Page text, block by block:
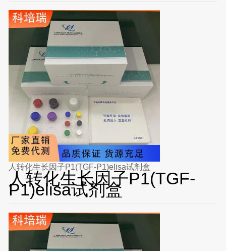
人转化生长因子P1(TGF-P1)elisa试剂盒
人转化生长因子P1(TGF-
P1)elisa试剂盒